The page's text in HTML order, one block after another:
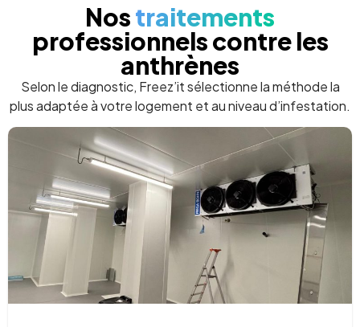
Nostraitements
professionnels contre les
anthrènes
Selon le diagnostic, Freez’it sélectionne la méthode la
plus adaptée à votre logement et au niveau d’infestation.